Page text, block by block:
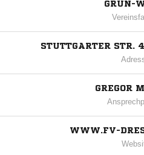
GRÜN-
STUTTGARTER STR.
GREGOR
WWW.FV-